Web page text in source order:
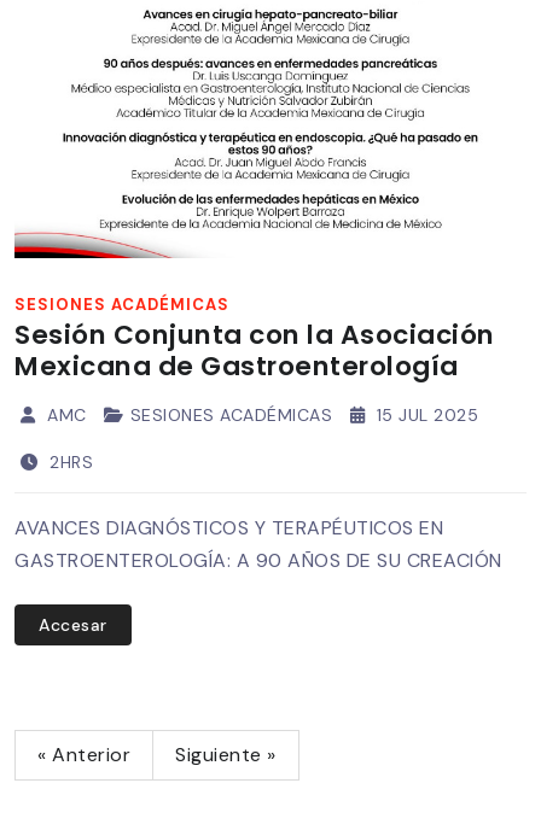
SESIONES ACADÉMICAS
Sesión Conjunta con la Asociación
Mexicana de Gastroenterología
AMC SESIONES ACADÉMICAS 15 JUL 2025
2HRS
AVANCES DIAGNÓSTICOS Y TERAPÉUTICOS EN
GASTROENTEROLOGÍA: A 90 AÑOS DE SU CREACIÓN
Accesar
« Anterior Siguiente »